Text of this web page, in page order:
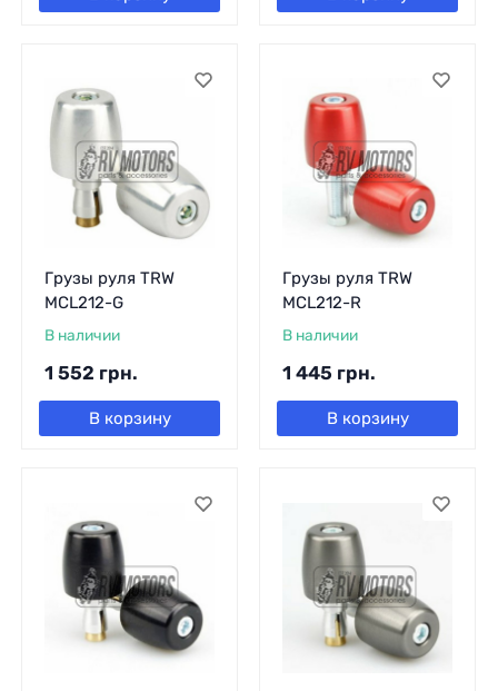
Грузы руля TRW
MCL212-G
В наличии
1 552 грн.
В корзину
Грузы руля TRW
MCL212-R
В наличии
1 445 грн.
В корзину